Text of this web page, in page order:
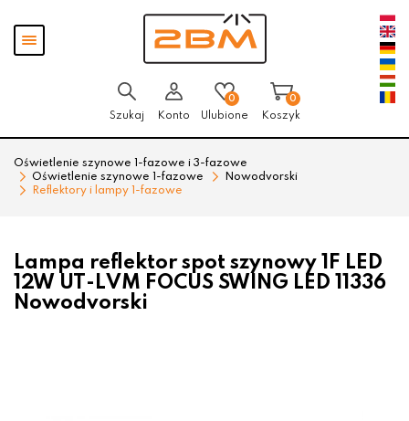
Pokaż
menu
Szukaj Konto
0
Ulubione
0
Koszyk
Oświetlenie szynowe 1-fazowe i 3-fazowe
Oświetlenie szynowe 1-fazowe
Nowodvorski
Reflektory i lampy 1-fazowe
Lampa reflektor spot szynowy 1F LED
12W UT-LVM FOCUS SWING LED 11336
Nowodvorski